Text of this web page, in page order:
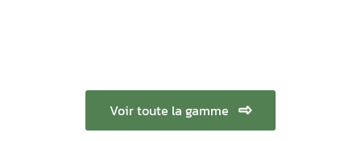
Voir toute la gamme